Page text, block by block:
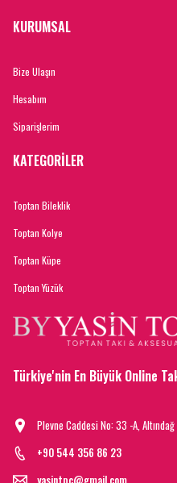
KURUMSAL
Bize Ulaşın
Hesabım
Siparişlerim
KATEGORİLER
Toptan Bileklik
Toptan Kolye
Toptan Küpe
Toptan Yüzük
Türkiye'nin En Büyük Online
Plevne Caddesi No: 33 -A,
+90 544 356 86 23
yasintpc@gmail.com